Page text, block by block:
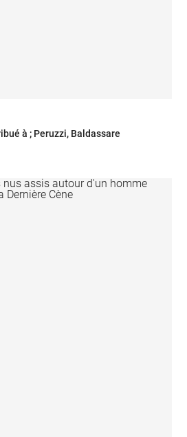
Peruzzi, Baldassare, attribué à ; Peruzzi, Baldassare